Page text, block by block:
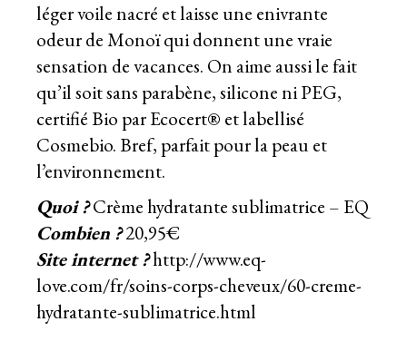
léger voile nacré et laisse une enivrante
odeur de Monoï qui donnent une vraie
sensation de vacances. On aime aussi le fait
qu’il soit sans parabène, silicone ni PEG,
certifié Bio par Ecocert® et labellisé
Cosmebio. Bref, parfait pour la peau et
l’environnement.
Quoi ?Crème hydratante sublimatrice – EQ
Combien ?20,95€
Site internet ?http://www.eq-
love.com/fr/soins-corps-cheveux/60-creme-
hydratante-sublimatrice.html